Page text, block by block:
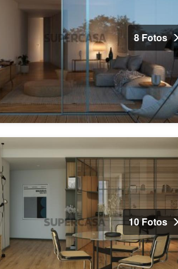
8 Fotos
10 Fotos